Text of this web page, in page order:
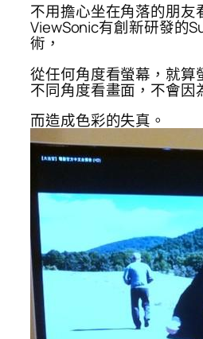
不用擔心坐在角落的朋友
ViewSonic有創新研發的
術，
從任何角度看螢幕，就算
不同角度看畫面，不會因
而造成色彩的失真。